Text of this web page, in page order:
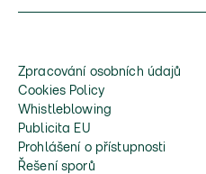
Zpracování osobních údajů
Cookies Policy
Whistleblowing
Publicita EU
Prohlášení o přístupnosti
Řešení sporů